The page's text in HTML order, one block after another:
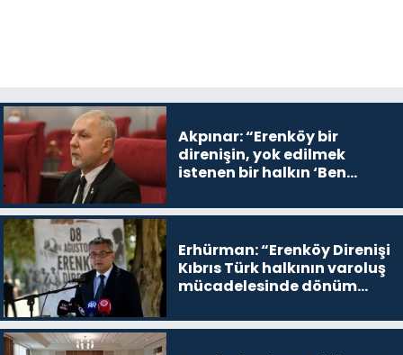
Akpınar: “Erenköy bir
direnişin, yok edilmek
istenen bir halkın ‘Ben
devam edeceğim’ dediği
Erhürman: “Erenköy Direnişi
Kıbrıs Türk halkının varoluş
mücadelesinde dönüm